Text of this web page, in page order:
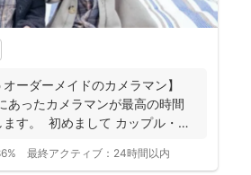
オーダーメイドのカメラマン】
あったカメラマンが最高の時間
す。 初めまして カップル・
最終アクティブ： 24時間以内